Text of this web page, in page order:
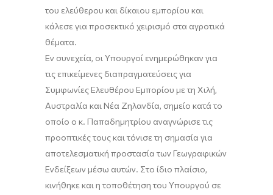
του ελεύθερου και δίκαιου εμπορίου και
κάλεσε για προσεκτικό χειρισμό στα αγροτικά
θέματα.
Εν συνεχεία, οι Υπουργοί ενημερώθηκαν για
τις επικείμενες διαπραγματεύσεις για
Συμφωνίες Ελευθέρου Εμπορίου με τη Χιλή,
Αυστραλία και Νέα Ζηλανδία, σημείο κατά το
οποίο ο κ. Παπαδημητρίου αναγνώρισε τις
προοπτικές τους και τόνισε τη σημασία για
αποτελεσματική προστασία των Γεωγραφικών
Ενδείξεων μέσω αυτών. Στο ίδιο πλαίσιο,
κινήθηκε και η τοποθέτηση του Υπουργού σε